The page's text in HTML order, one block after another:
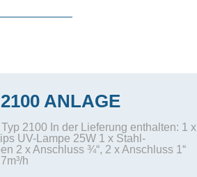
ANLAGE
2100 In der Lieferung enthalten: 1 x
UV-Lampe 25W 1 x Stahl-
2 x Anschluss ¾“, 2 x Anschluss 1“
h